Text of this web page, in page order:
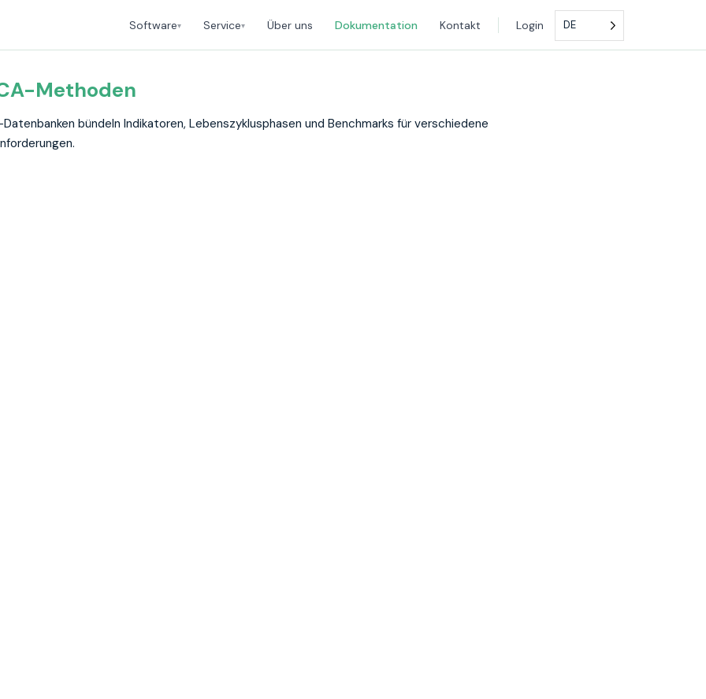
Software▾ Service▾ Über uns Dokumentation Kontakt Login DE
Methoden
Datenbanken bündeln Indikatoren, Lebenszyklusphasen und Benchmarks für verschiedene